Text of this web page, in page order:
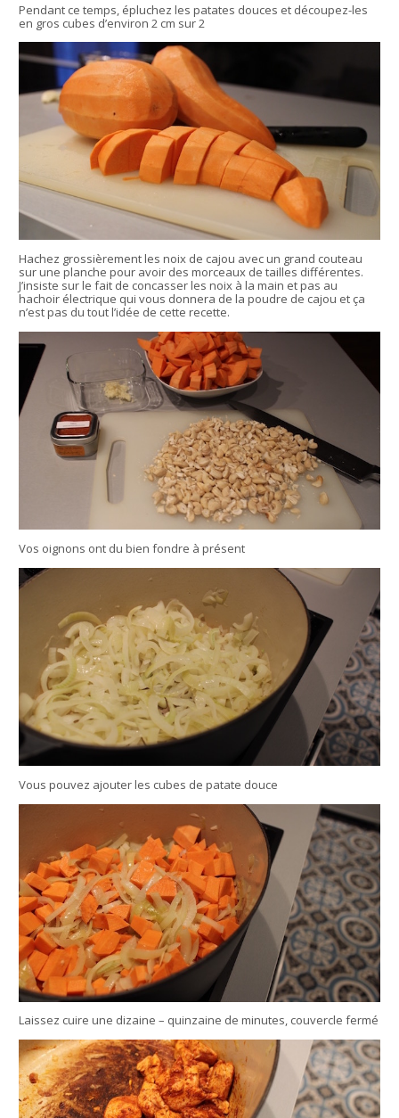
Pendant ce temps, épluchez les patates douces et découpez-les
en gros cubes d’environ 2 cm sur 2
Hachez grossièrement les noix de cajou avec un grand couteau
sur une planche pour avoir des morceaux de tailles différentes.
J’insiste sur le fait de concasser les noix à la main et pas au
hachoir électrique qui vous donnera de la poudre de cajou et ça
n’est pas du tout l’idée de cette recette.
Vos oignons ont du bien fondre à présent
Vous pouvez ajouter les cubes de patate douce
Laissez cuire une dizaine – quinzaine de minutes, couvercle fermé